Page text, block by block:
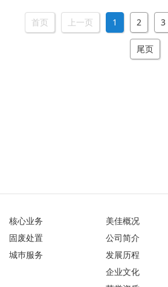
筷。 7月26日，2026世界人工智能大
会（
模...
首页 上一页 1 2 3
尾页
核心业务
固废处置
城巿服务
美佳概况
公司简介
发展历程
企业文化